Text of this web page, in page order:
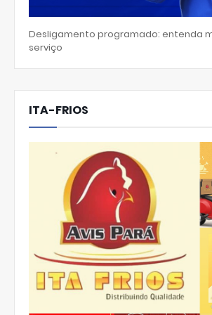
Desligamento programado: entenda
serviço
ITA-FRIOS